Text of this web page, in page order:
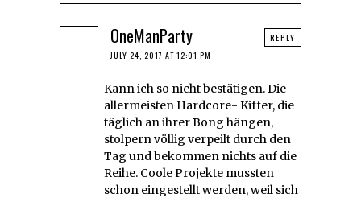
OneManParty
JULY 24, 2017 AT 12:01 PM
Kann ich so nicht bestätigen. Die
allermeisten Hardcore- Kiffer, die
täglich an ihrer Bong hängen,
stolpern völlig verpeilt durch den
Tag und bekommen nichts auf die
Reihe. Coole Projekte mussten
schon eingestellt werden, weil sich
REPLY